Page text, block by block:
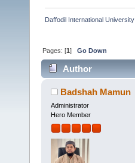
Daffodil International University
Pages: [1]Go Down
Author
Badshah Mamun
Administrator
Hero Member